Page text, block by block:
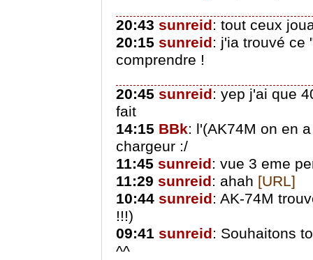
20:43 sunreid: tout ceux
20:15 sunreid: j'ia trouvé ce
comprendre !
20:45 sunreid: yep j'ai que
fait
14:15 BBk: l'(AK74M on en
chargeur :/
11:45 sunreid: vue 3 eme
11:29 sunreid: ahah [URL]
10:44 sunreid: AK-74M
!!!)
09:41 sunreid: Souhaitons
^^